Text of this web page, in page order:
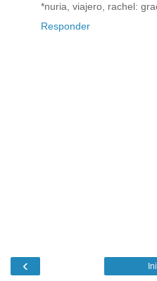
*nuria, viajero, rachel:
Responder
‹